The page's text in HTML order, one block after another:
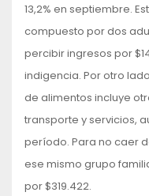
13,2% en septiembre.
compuesto por dos
percibir ingresos por
indigencia. Por otro
de alimentos incluye
transporte y servicios,
período. Para no caer
ese mismo grupo
por $319.422.